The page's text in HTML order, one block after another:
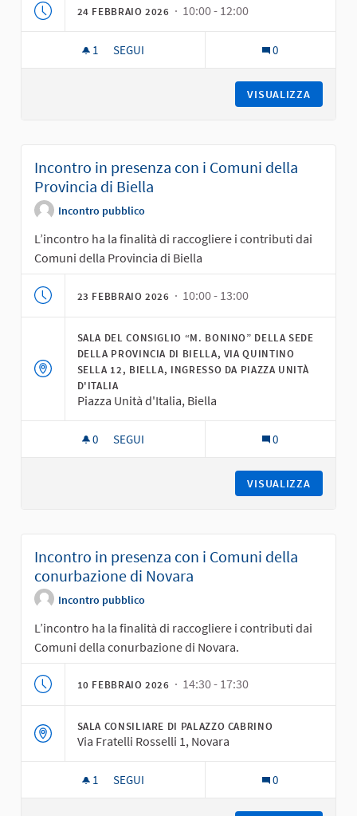
24 FEBBRAIO 2026 · 10:00 - 12:00
1 1 SOSTENITORI
SEGUI 0
VISUALIZZA
Incontro in presenza con i Comuni della
Provincia di Biella
Incontro pubblico
L’incontro ha la finalità di raccogliere i contributi dai
Comuni della Provincia di Biella
23 FEBBRAIO 2026 · 10:00 - 13:00
SALA DEL CONSIGLIO “M. BONINO” DELLA SEDE
DELLA PROVINCIA DI BIELLA, VIA QUINTINO
SELLA 12, BIELLA, INGRESSO DA PIAZZA UNITÀ
D'ITALIA
Piazza Unità d'Italia, Biella
0 0 SOSTENITORI
SEGUI 0
VISUALIZZA
Incontro in presenza con i Comuni della
conurbazione di Novara
Incontro pubblico
L’incontro ha la finalità di raccogliere i contributi dai
Comuni della conurbazione di Novara.
10 FEBBRAIO 2026 · 14:30 - 17:30
SALA CONSILIARE DI PALAZZO CABRINO
Via Fratelli Rosselli 1, Novara
1 1 SOSTENITORI
SEGUI 0